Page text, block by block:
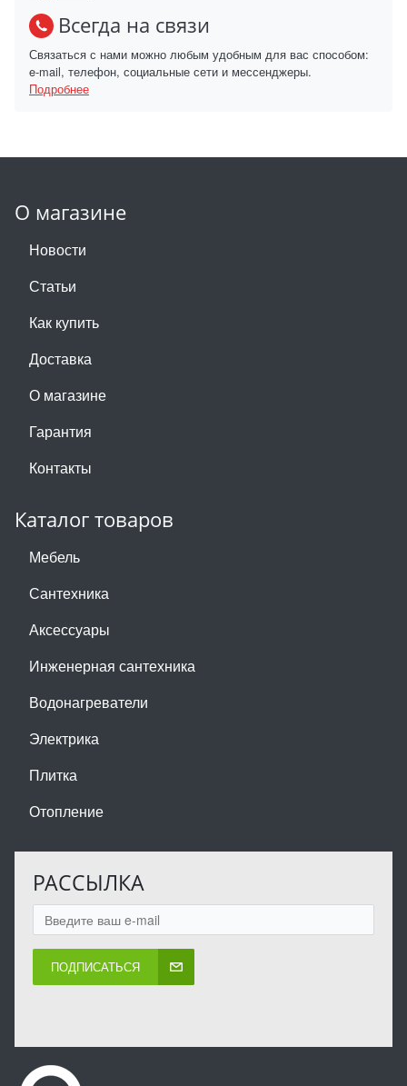
Всегда на связи
Связаться с нами можно любым удобным для вас способом:
e-mail, телефон, социальные сети и мессенджеры.
Подробнее
О магазине
Новости
Статьи
Как купить
Доставка
О магазине
Гарантия
Контакты
Каталог товаров
Мебель
Сантехника
Аксессуары
Инженерная сантехника
Водонагреватели
Электрика
Плитка
Отопление
РАССЫЛКА
ПОДПИСАТЬСЯ